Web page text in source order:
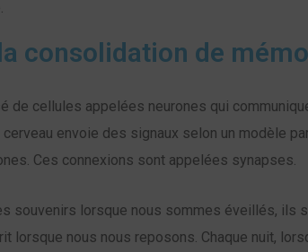
consolidation de
de cellules appelées neurones qui
envoie des signaux selon un modèle
Ces connexions sont appelées synapses.
souvenirs lorsque nous sommes éveillés, ils
lorsque nous nous reposons. Chaque nuit,